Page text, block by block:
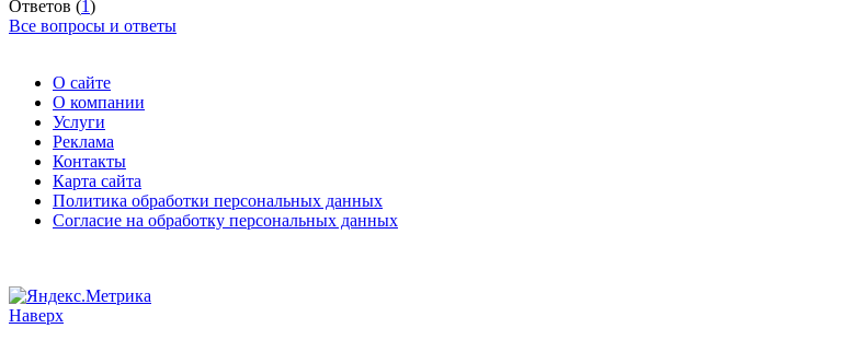
Ответов (1)
Все вопросы и ответы
О сайте
О компании
Услуги
Реклама
Контакты
Карта сайта
Политика обработки персональных данных
Согласие на обработку персональных данных
Наверх